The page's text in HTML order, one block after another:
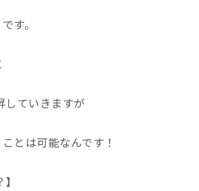
す。
していきますが
とは可能なんです！